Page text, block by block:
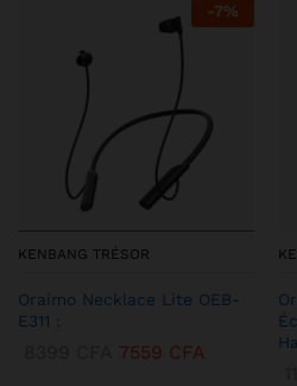
-7%
KENBANG TRÉSOR
Oraimo Necklace Lite OEB-
E311 :
7559 CFA